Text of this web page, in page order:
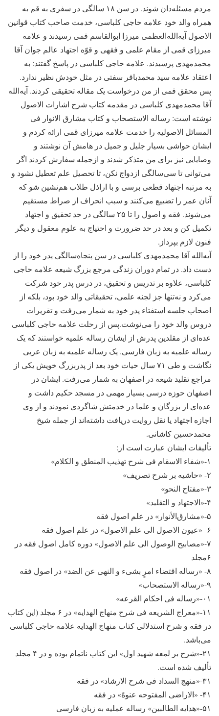
مردم مسئله‌دان شوند. در سن ۱۸ سالگی در سفری به قم به
همراه والد خود علامه حاجی کلباسی، خدمت صاحب کتاب قوانین
الاصول آیه‌الله‌العظمی میرزا ابوالقاسم قمی رسیدند و علامه
میرزای قمی از مقام علمی و فقهی و قوّه اجتهاد عالم جوان آقا
محمدمهدی پرسیدند. علامه حاجی کلباسی در پاسخ گفتند: به
اعتقاد علامه سید محمدباقر سفتی در مثل خودش نظیر ندارد.
پس محقق قمی از من درخواست یک مقاله تحقیقی کردند. آیه‌الله
آقا محمدمهدی کلباسی در مقدمه کتاب شرح اشارات الاصول
نوشته است: رساله الاستصحاب و کتاب مشارق الانوار فی
المسائل الاصولیه را خدمت علامه میرزای قمی ارائه کردم و
ایشان حواشی بسیار جلیل و جمیل در هامش آن نوشتند و
وصایایی نیز برای من متذکر شدند و ازجمله سفارش کردند اگر
می‌توانی تا سی‌سالگی ازدواج نکن، تا تحصیل علم تعطیل نشود و
به مرتبه اجتهاد قطعی برسی و با اراذل طلاب هم‌نشین شو که
آنان عمر را تضییع می‌کنند و سبب انحراف از صراط مستقیم
می‌شوند. فقه و اصول را تا ۲۵ سالگی در حد تحقیق و اجتهاد
تکمیل کن و بعد در حد ضرورت و احتیاج به علوم معقول و دیگر
فنون لازم بپرداز.
آیه‌الله آقا محمدمهدی کلباسی در سن پنجاه‌سالگی پدر خود را از
دست داد. در تمام دوران زندگی مرجع بزرگ شیعه علامه حاجی
کلباسی، علاوه بر تدریس و تحقیق، در درس پدر خود شرکت
می‌کرد و نه‌تنها جز لجنه علمی، تحقیقاتی والد خود بود، بلکه از
اصحاب جلسه استفتاء پدر خود به شمار می‌رفت و تقریرات
دروس والد خود را می‌نوشت.پس از رحلت علامه حاجی کلباسی
عده‌ای از مقلدین پدرش از ایشان رساله علمیه خواستند که یک
رساله علمیه به زبان فارسی. یک رساله علمیه به زبان عربی
نگاشت و طی ۷۱ سال حیات خود بعد از پدربزرگ خویش یکی از
مراجع تقلید شیعه در اصفهان به شمار می‌رفت. ایشان در
اصفهان حوزه درسی بسیار مهمی در مسجد حکیم داشت و
عده‌ای از بزرگان و علما در خدمتش شاگردی نمودند و از وی
اجازه اجتهاد یا نقل روایت دریافت داشته‌اند از جمله شیخ
محمدحسین کاشانی.
تألیفات ایشان عبارت است از:
۱-«شفاء الاسقام فی شرح تهذیب المنطق و الکلام»
۲- «حاشیه بر شرح تصریف»
۳-«مفتاح النحو»
۴-«الاجتهاد و التقلید»
۵-«مشارق‌الأنوار» در علم اصول فقه
۶- «عیون الاصول الی علم الاصول» در علم اصول فقه
۷-«مصابیح الوصول الی علم الاصول» دوره کامل اصول فقه در
۶مجلد
۸- «رساله اقتضاء امرٍ بشیء و النهی عن الضد» در اصول فقه
۹-«رساله الاستصحاب»
۰۱-«رساله فی احکام القرعه»
۱۱-«معراج الشریعه فی شرح منهاج الهدایه» در ۶ مجلد (این کتاب
در فقه و شرح استدلالی کتاب منهاج الهدایه علامه حاجی کلباسی
می‌باشد.
۲۱-«شرح بر لمعه شهید اول» این کتاب ناتمام بوده و در ۴ مجلد
تألیف شده است.
۳۱-«منهج السداد فی شرح الارشاد» در فقه
۴۱- «الاراضی المفتوحه عنوهً» در فقه
۵۱-«هدایه الطالبین» رساله عملیه به زبان فارسی